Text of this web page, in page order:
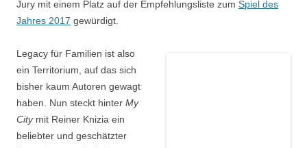
Jury mit einem Platz auf der Empfehlungsliste zum Spiel des
Jahres 2017 gewürdigt.
Legacy für Familien ist also
ein Territorium, auf das sich
bisher kaum Autoren gewagt
haben. Nun steckt hinter My
Citymit Reiner Knizia ein
beliebter und geschätzter